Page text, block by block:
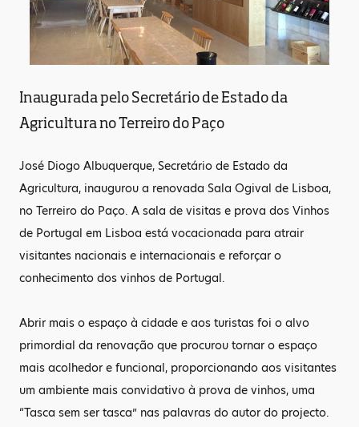
Inaugurada pelo Secretário de Estado da
Agricultura no Terreiro do Paço
José Diogo Albuquerque, Secretário de Estado da
Agricultura, inaugurou a renovada Sala Ogival de Lisboa,
no Terreiro do Paço. A sala de visitas e prova dos Vinhos
de Portugal em Lisboa está vocacionada para atrair
visitantes nacionais e internacionais e reforçar o
conhecimento dos vinhos de Portugal.
Abrir mais o espaço à cidade e aos turistas foi o alvo
primordial da renovação que procurou tornar o espaço
mais acolhedor e funcional, proporcionando aos visitantes
um ambiente mais convidativo à prova de vinhos, uma
“Tasca sem ser tasca” nas palavras do autor do projecto.